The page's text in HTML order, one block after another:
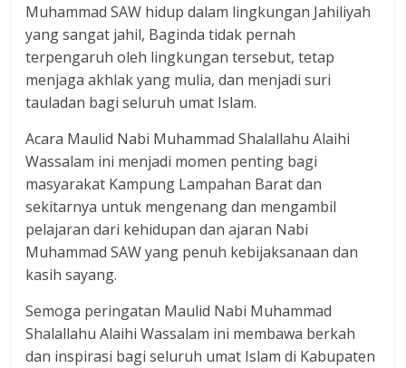
Muhammad SAW hidup dalam lingkungan Jahiliyah
yang sangat jahil, Baginda tidak pernah
terpengaruh oleh lingkungan tersebut, tetap
menjaga akhlak yang mulia, dan menjadi suri
tauladan bagi seluruh umat Islam.
Acara Maulid Nabi Muhammad Shalallahu Alaihi
Wassalam ini menjadi momen penting bagi
masyarakat Kampung Lampahan Barat dan
sekitarnya untuk mengenang dan mengambil
pelajaran dari kehidupan dan ajaran Nabi
Muhammad SAW yang penuh kebijaksanaan dan
kasih sayang.
Semoga peringatan Maulid Nabi Muhammad
Shalallahu Alaihi Wassalam ini membawa berkah
dan inspirasi bagi seluruh umat Islam di Kabupaten